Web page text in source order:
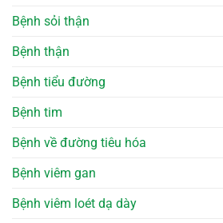
Bệnh sỏi thận
Bệnh thận
Bệnh tiểu đường
Bệnh tim
Bệnh về đường tiêu hóa
Bệnh viêm gan
Bệnh viêm loét dạ dày